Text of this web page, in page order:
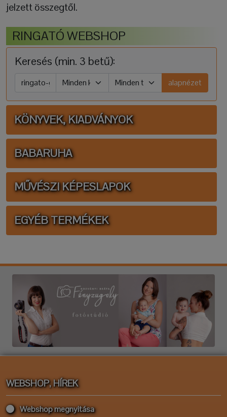
jelzett összegtől.
RINGATÓ WEBSHOP
Keresés (min. 3 betű):
alapnézet
KÖNYVEK, KIADVÁNYOK
BABARUHA
MŰVÉSZI KÉPESLAPOK
EGYÉB TERMÉKEK
WEBSHOP, HÍREK
Webshop megnyitása